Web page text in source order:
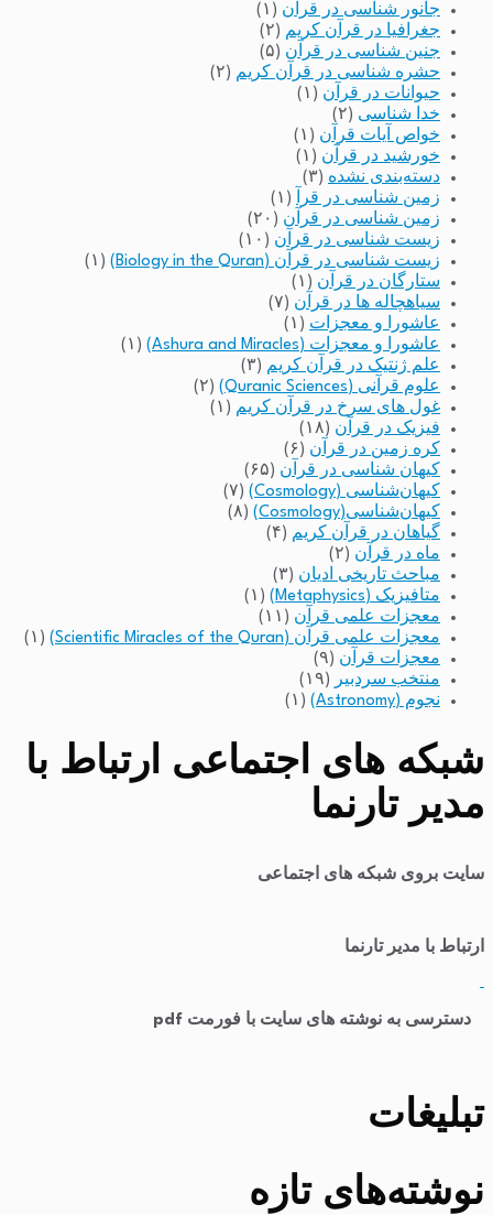
جانور شناسی در قرآن (۱)
جغرافیا در قرآن کریم (۲)
جنین شناسی در قرآن (۵)
حشره شناسی در قرآن کریم (۲)
حیوانات در قرآن (۱)
خدا شناسی (۲)
خواص آیات قرآن (۱)
خورشید در قرآن (۱)
دسته‌بندی نشده (۳)
زمین شناسی در قرآ
(۱)
زمین شناسی در قرآن (۲۰)
زیست شناسی در قرآن (۱۰)
زیست شناسی در قرآن (Biology in the Quran)
(۱)
ستارگان در قرآن (۱)
سیاهچاله ها در قرآن (۷)
عاشورا و معجزات (۱)
عاشورا و معجزات (Ashura and Miracles)
(۱)
علم ژنتیک در قرآن کریم (۳)
علوم قرآنی (Quranic Sciences)
(۲)
غول های سرخ در قرآن کریم (۱)
فیزیک در قرآن (۱۸)
کره زمین در قرآن (۶)
کیهان شناسی در قرآن (۶۵)
کیهان‌شناسی (Cosmology)
(۷)
کیهان‌شناسی(Cosmology)
(۸)
گیاهان در قرآن کریم (۴)
ماه در قرآن (۲)
مباحث تاریخی ادیان (۳)
متافیزیک (Metaphysics)
(۱)
معجزات علمی قرآن (۱۱)
معجزات علمی قرآن (Scientific Miracles of the Quran)
(۱)
معجزات قرآن (۹)
منتخب سردبیر
(۱۹)
نجوم (Astronomy)
(۱)
شبکه های اجتماعی ارتباط با
مدیر تارنما
سایت بروی شبکه های اجتماعی
ارتباط با مدیر تارنما
دسترسی به نوشته های سایت با فورمت pdf
تبلیغات
نوشته‌های تازه